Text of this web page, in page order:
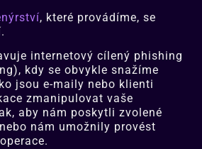
, které provádíme, se
internetový cílený phishing
kdy se obvykle snažíme
jsou e-maily nebo klienti
zmanipulovat vaše
aby nám poskytli zvolené
nám umožnily provést